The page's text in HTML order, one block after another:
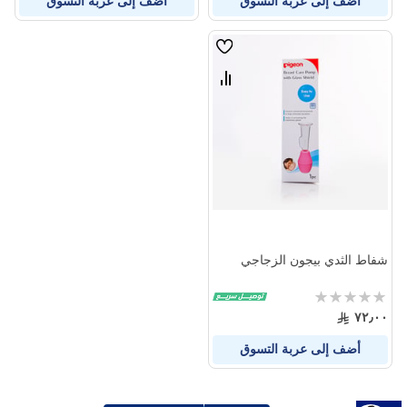
قائمة
قارن
شفاط الثدي بيجون الزجاجي
Rating:
٧٢٫٠٠
أضف إلى عربة التسوق